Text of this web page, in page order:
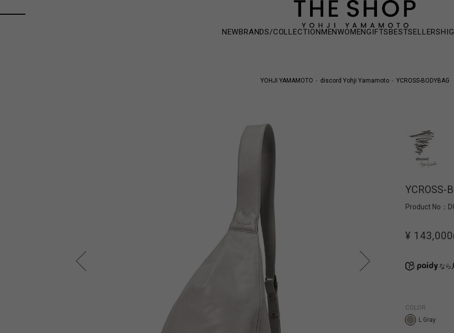
NEWBRANDS/COLLECTIONMENWOMENGIFTSBESTSELLERS
YOHJI YAMAMOTO discord Yohji Yamamoto YCROSS-BODYBAG
YCROSS-
Product No：
¥ 143,000
なら
COLOR
L.Gray